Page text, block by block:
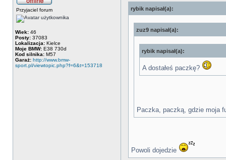
Przyjaciel forum
Wiek: 46
Posty: 37083
Lokalizacja: Kielce
Moje BMW: E38 730d
Kod silnika: M57
Garaż: http://www.bmw-
sport.pl/viewtopic.php?f=6&t=153718
rybik napisał(a):
zuz9 napisał(a):
rybik napisał(a):
A dostałeś paczkę?
Paczka, paczką, gdzie moja
Powoli dojedzie